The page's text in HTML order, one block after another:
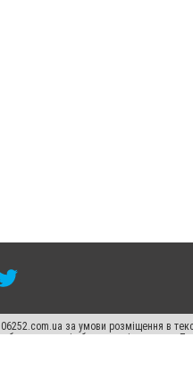
за умови розміщення в
в тексті або в якості джерела.